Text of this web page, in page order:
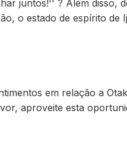
juntos!'' ? Além disso,
o estado de espírito de
em relação a
aproveite esta